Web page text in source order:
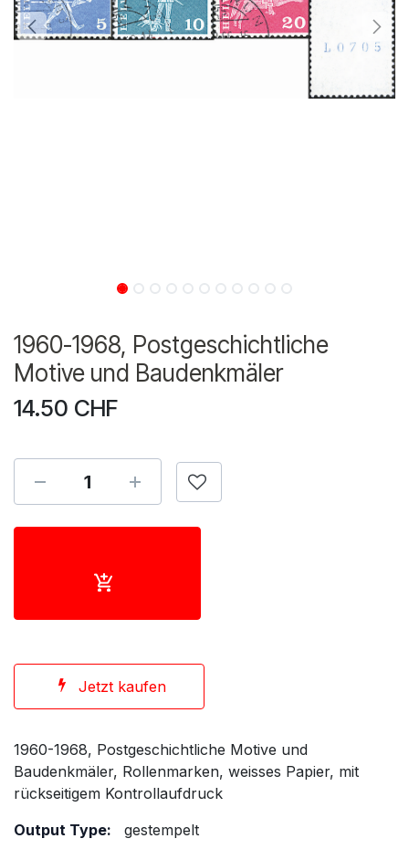
1960-1968, Postgeschichtliche
Motive und Baudenkmäler
14.50 CHF
Jetzt kaufen
1960-1968, Postgeschichtliche Motive und
Baudenkmäler, Rollenmarken, weisses Papier, mit
rückseitigem Kontrollaufdruck
Output Type:
gestempelt